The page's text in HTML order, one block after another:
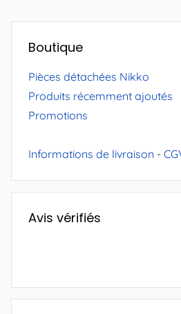
Boutique
Pièces détachées Nikko
Produits récemment ajoutés
Promotions
Informations de livraison -
Avis vérifiés